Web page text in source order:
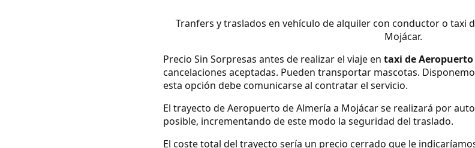
Tranfers y traslados en vehículo de alquiler con conductor o taxi
Mojácar.
Precio Sin Sorpresas antes de realizar el viaje en taxi de
cancelaciones aceptadas. Pueden transportar mascotas.
esta opción debe comunicarse al contratar el servicio.
El trayecto de Aeropuerto de Almería a Mojácar se realizará por
posible, incrementando de este modo la seguridad del traslado.
El coste total del trayecto sería un precio cerrado que le